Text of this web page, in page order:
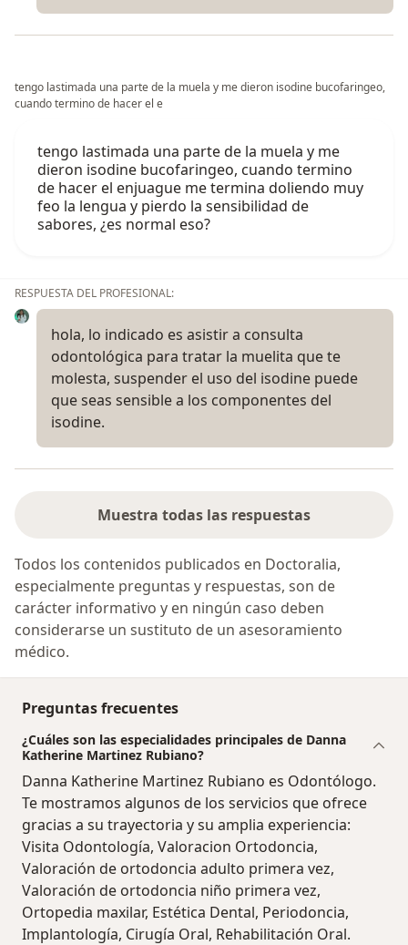
tengo lastimada una parte de la muela y me dieron isodine bucofaringeo,
cuando termino de hacer el e
tengo lastimada una parte de la muela y me
dieron isodine bucofaringeo, cuando termino
de hacer el enjuague me termina doliendo muy
feo la lengua y pierdo la sensibilidad de
sabores, ¿es normal eso?
RESPUESTA DEL PROFESIONAL:
hola, lo indicado es asistir a consulta
odontológica para tratar la muelita que te
molesta, suspender el uso del isodine puede
que seas sensible a los componentes del
isodine.
Muestra todas las respuestas
Todos los contenidos publicados en Doctoralia,
especialmente preguntas y respuestas, son de
carácter informativo y en ningún caso deben
considerarse un sustituto de un asesoramiento
médico.
Preguntas frecuentes
¿Cuáles son las especialidades principales de Danna
Katherine Martinez Rubiano?
Danna Katherine Martinez Rubiano es Odontólogo.
Te mostramos algunos de los servicios que ofrece
gracias a su trayectoria y su amplia experiencia:
Visita Odontología, Valoracion Ortodoncia,
Valoración de ortodoncia adulto primera vez,
Valoración de ortodoncia niño primera vez,
Ortopedia maxilar, Estética Dental, Periodoncia,
Implantología, Cirugía Oral, Rehabilitación Oral.